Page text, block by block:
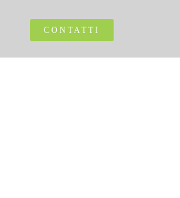
CONTATTI